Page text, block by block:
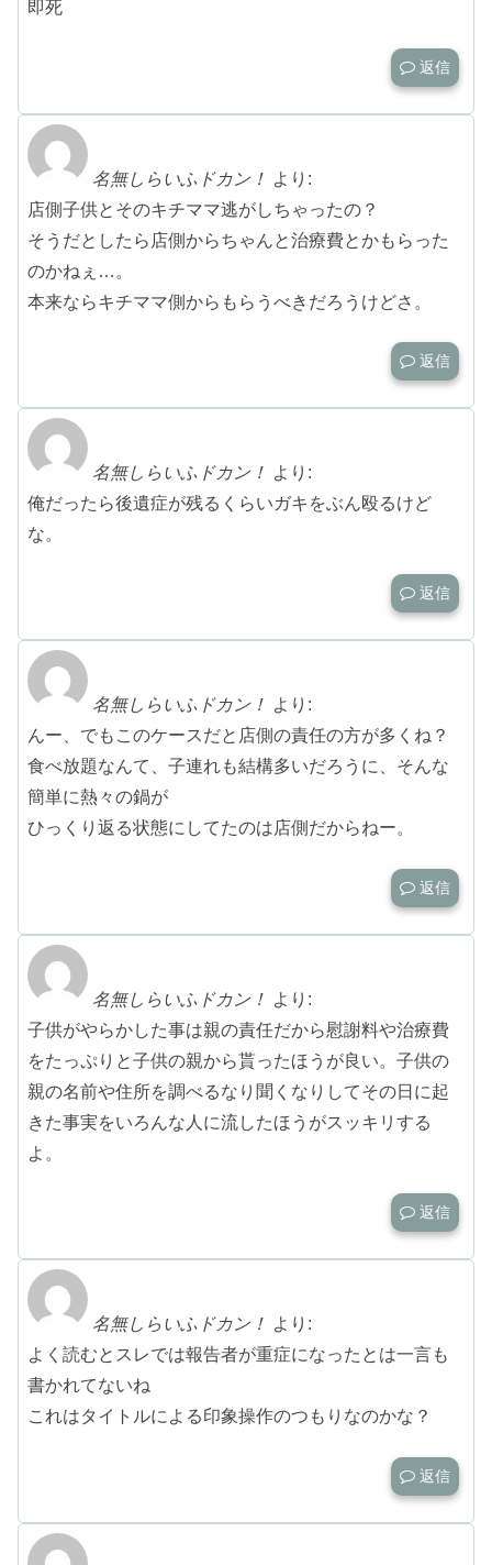
即死
返信
名無しらいふドカン！ より:
店側子供とそのキチママ逃がしちゃったの？
そうだとしたら店側からちゃんと治療費とかもらった
のかねぇ…。
本来ならキチママ側からもらうべきだろうけどさ。
返信
名無しらいふドカン！ より:
俺だったら後遺症が残るくらいガキをぶん殴るけど
な。
返信
名無しらいふドカン！ より:
んー、でもこのケースだと店側の責任の方が多くね？
食べ放題なんて、子連れも結構多いだろうに、そんな
簡単に熱々の鍋が
ひっくり返る状態にしてたのは店側だからねー。
返信
名無しらいふドカン！ より:
子供がやらかした事は親の責任だから慰謝料や治療費
をたっぷりと子供の親から貰ったほうが良い。子供の
親の名前や住所を調べるなり聞くなりしてその日に起
きた事実をいろんな人に流したほうがスッキリする
よ。
返信
名無しらいふドカン！ より:
よく読むとスレでは報告者が重症になったとは一言も
書かれてないね
これはタイトルによる印象操作のつもりなのかな？
返信